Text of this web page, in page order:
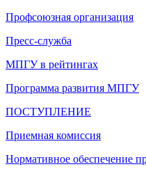
Профсоюзная организация
Пресс-служба
МПГУ в рейтингах
Программа развития МПГУ
ПОСТУПЛЕНИЕ
Приемная комиссия
Нормативное обеспечение